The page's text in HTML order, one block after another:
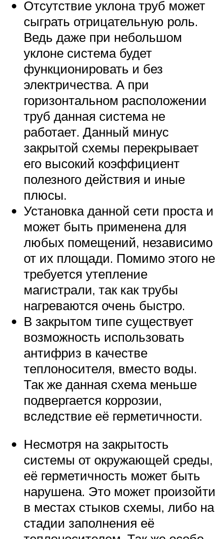
Отсутствие уклона труб может
сыграть отрицательную роль.
Ведь даже при небольшом
уклоне система будет
функционировать и без
электричества. А при
горизонтальном расположении
труб данная система не
работает. Данный минус
закрытой схемы перекрывает
его высокий коэффициент
полезного действия и иные
плюсы.
Установка данной сети проста и
может быть применена для
любых помещений, независимо
от их площади. Помимо этого не
требуется утепление
магистрали, так как трубы
нагреваются очень быстро.
В закрытом типе существует
возможность использовать
антифриз в качестве
теплоносителя, вместо воды.
Так же данная схема меньше
подвергается коррозии,
вследствие её герметичности.
Несмотря на закрытость
системы от окружающей среды,
её герметичность может быть
нарушена. Это может произойти
в местах стыков схемы, либо на
стадии заполнения её